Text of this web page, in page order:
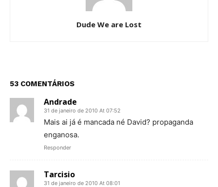
Dude We are Lost
53 COMENTÁRIOS
Andrade
31 de janeiro de 2010 At 07:52
Mais ai já é mancada né David? propaganda
enganosa.
Responder
Tarcisio
31 de janeiro de 2010 At 08:01